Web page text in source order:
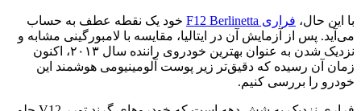
با این حال، فراری F12 Berlinetta
خود یک نقطه عطف به حساب
می‌آید. پس از آزمایش آن در ایتالیا، مقایسه با لامبورگینی مشابه و
نزدیک شدن به عنوان بهترین خودروی راننده سال ۲۰۱۳، اکنون
زمان آن رسیده که دقیق‌تر زیر پوست آلومینیومی هوشمند این
خودرو را بررسی کنیم.